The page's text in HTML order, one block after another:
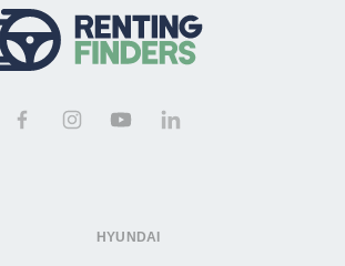
HYUNDAI